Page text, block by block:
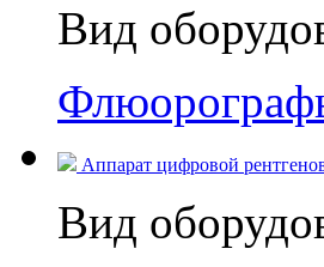
Вид
Аппарат цифровой
Вид